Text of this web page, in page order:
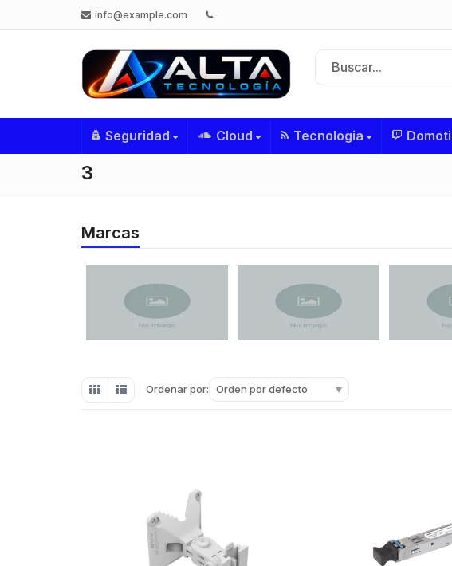
info@example.com
Seguridad Cloud Tecnologia
3
Marcas
Ordenar por: Orden por defecto